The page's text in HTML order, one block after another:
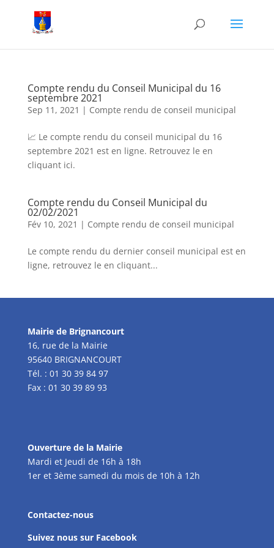
Compte rendu du Conseil Municipal du 16
septembre 2021
Sep 11, 2021 | Compte rendu de conseil municipal
📈 Le compte rendu du conseil municipal du 16
septembre 2021 est en ligne. Retrouvez le en
cliquant ici.
Compte rendu du Conseil Municipal du
02/02/2021
Fév 10, 2021 | Compte rendu de conseil municipal
Le compte rendu du dernier conseil municipal est en
ligne, retrouvez le en cliquant...
Mairie de Brignancourt
16, rue de la Mairie
95640 BRIGNANCOURT
Tél. : 01 30 39 84 97
Fax : 01 30 39 89 93
Ouverture de la Mairie
Mardi et Jeudi de 16h à 18h
1er et 3ème samedi du mois de 10h à 12h
Contactez-nous
Suivez nous sur Facebook